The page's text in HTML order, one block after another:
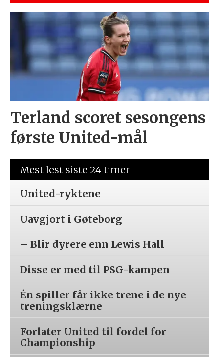
Terland scoret sesongens
første United-mål
Mest lest siste 24 timer
United-ryktene
Uavgjort i Gøteborg
– Blir dyrere enn Lewis Hall
Disse er med til PSG-kampen
Én spiller får ikke trene i de nye
treningsklærne
Forlater United til fordel for
Championship